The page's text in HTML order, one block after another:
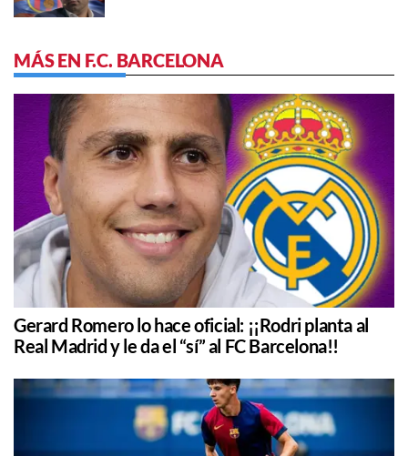
MÁS EN F.C. BARCELONA
Gerard Romero lo hace oficial: ¡¡Rodri planta al
Real Madrid y le da el “sí” al FC Barcelona!!